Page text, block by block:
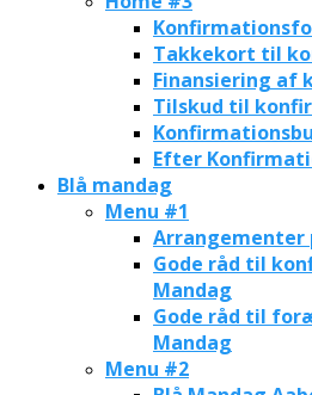
Takkekort til
Finansiering af
Tilskud til
Efter
Blå mandag
Menu #1
Arrangementer
Gode råd til
Mandag
Gode råd til
Mandag
Menu #2